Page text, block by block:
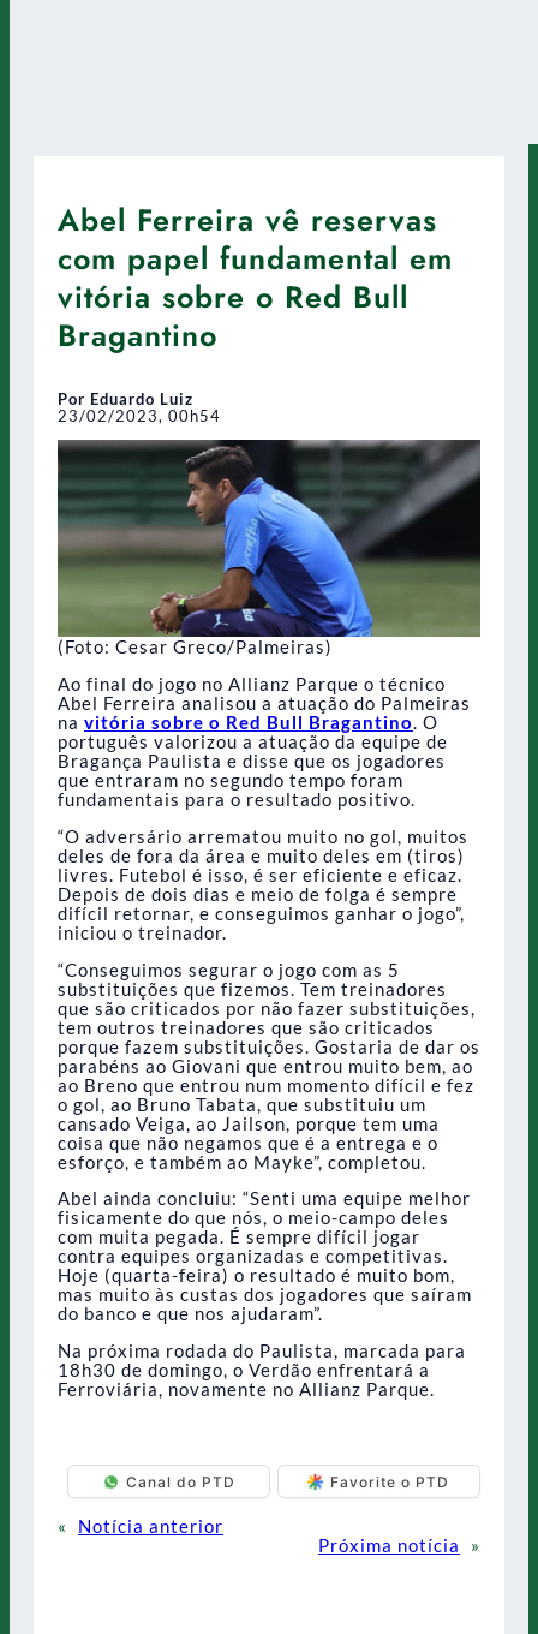
Abel Ferreira vê reservas
com papel fundamental em
vitória sobre o Red Bull
Bragantino
Por Eduardo Luiz
23/02/2023, 00h54
(Foto: Cesar Greco/Palmeiras)
Ao final do jogo no Allianz Parque o técnico
Abel Ferreira analisou a atuação do Palmeiras
na vitória sobre o Red Bull Bragantino. O
português valorizou a atuação da equipe de
Bragança Paulista e disse que os jogadores
que entraram no segundo tempo foram
fundamentais para o resultado positivo.
“O adversário arrematou muito no gol, muitos
deles de fora da área e muito deles em (tiros)
livres. Futebol é isso, é ser eficiente e eficaz.
Depois de dois dias e meio de folga é sempre
difícil retornar, e conseguimos ganhar o jogo”,
iniciou o treinador.
“Conseguimos segurar o jogo com as 5
substituições que fizemos. Tem treinadores
que são criticados por não fazer substituições,
tem outros treinadores que são criticados
porque fazem substituições. Gostaria de dar os
parabéns ao Giovani que entrou muito bem, ao
ao Breno que entrou num momento difícil e fez
o gol, ao Bruno Tabata, que substituiu um
cansado Veiga, ao Jailson, porque tem uma
coisa que não negamos que é a entrega e o
esforço, e também ao Mayke”, completou.
Abel ainda concluiu: “Senti uma equipe melhor
fisicamente do que nós, o meio-campo deles
com muita pegada. É sempre difícil jogar
contra equipes organizadas e competitivas.
Hoje (quarta-feira) o resultado é muito bom,
mas muito às custas dos jogadores que saíram
do banco e que nos ajudaram”.
Na próxima rodada do Paulista, marcada para
18h30 de domingo, o Verdão enfrentará a
Ferroviária, novamente no Allianz Parque.
Canal do PTD Favorite o PTD
«
Notícia anterior
Próxima notícia
»